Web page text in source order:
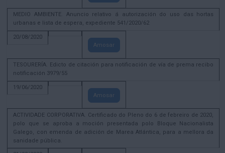
MEDIO AMBIENTE. Anuncio relativo á autorización do uso das hortas
urbanas e lista de espera, expediente 541/2020/62
20/08/2020
Amosar
TESOURERÍA. Edicto de citación para notificación de vía de prema recibo
notificación 3979/55
19/06/2020
Amosar
ACTIVIDADE CORPORATIVA. Certificado do Pleno do 6 de febreiro de 2020,
polo que se aproba a moción presentada polo Bloque Nacionalista
Galego, con emenda de adición de Marea Atlántica, para a mellora da
sanidade pública.